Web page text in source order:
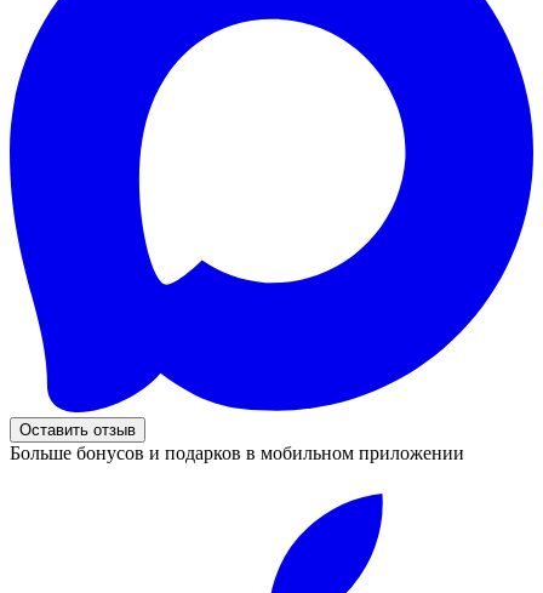
Оставить отзыв
Больше бонусов и подарков в мобильном приложении